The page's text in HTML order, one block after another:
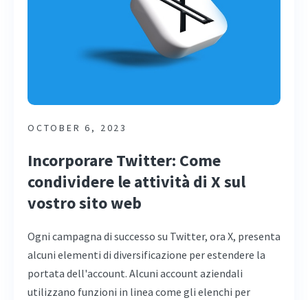
OCTOBER 6, 2023
Incorporare Twitter: Come
condividere le attività di X sul
vostro sito web
Ogni campagna di successo su Twitter, ora X, presenta
alcuni elementi di diversificazione per estendere la
portata dell'account. Alcuni account aziendali
utilizzano funzioni in linea come gli elenchi per